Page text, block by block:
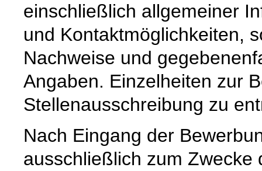
einschließlich allgemeiner
und Kontaktmöglichkeiten,
Nachweise und
Angaben. Einzelheiten zur
Stellenausschreibung zu
Nach Eingang der
ausschließlich zum